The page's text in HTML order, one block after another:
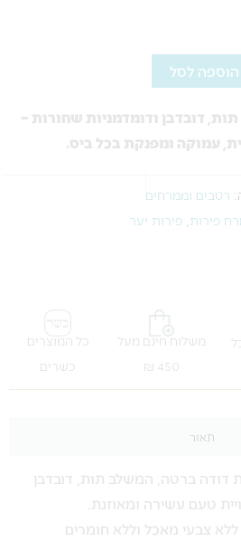
הוספה לסל
דובדבן ודומדמניות שחורות –
עמוקה ומפנקת בכל ביס.
רטבים וממרחים
פירות פירות יער
משלוח חינם מעל
450 ₪
כל המוצרים
כשרים
תאור
דודה ברטה, המשלב תות, דובדבן
טעם עשירה ומאוזנת.
אמיתי, ללא צבעי מאכל וללא חומרים